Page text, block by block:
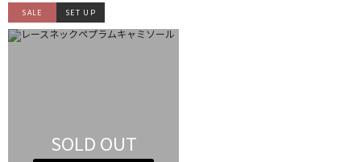
SALE SET UP
SOLD OUT